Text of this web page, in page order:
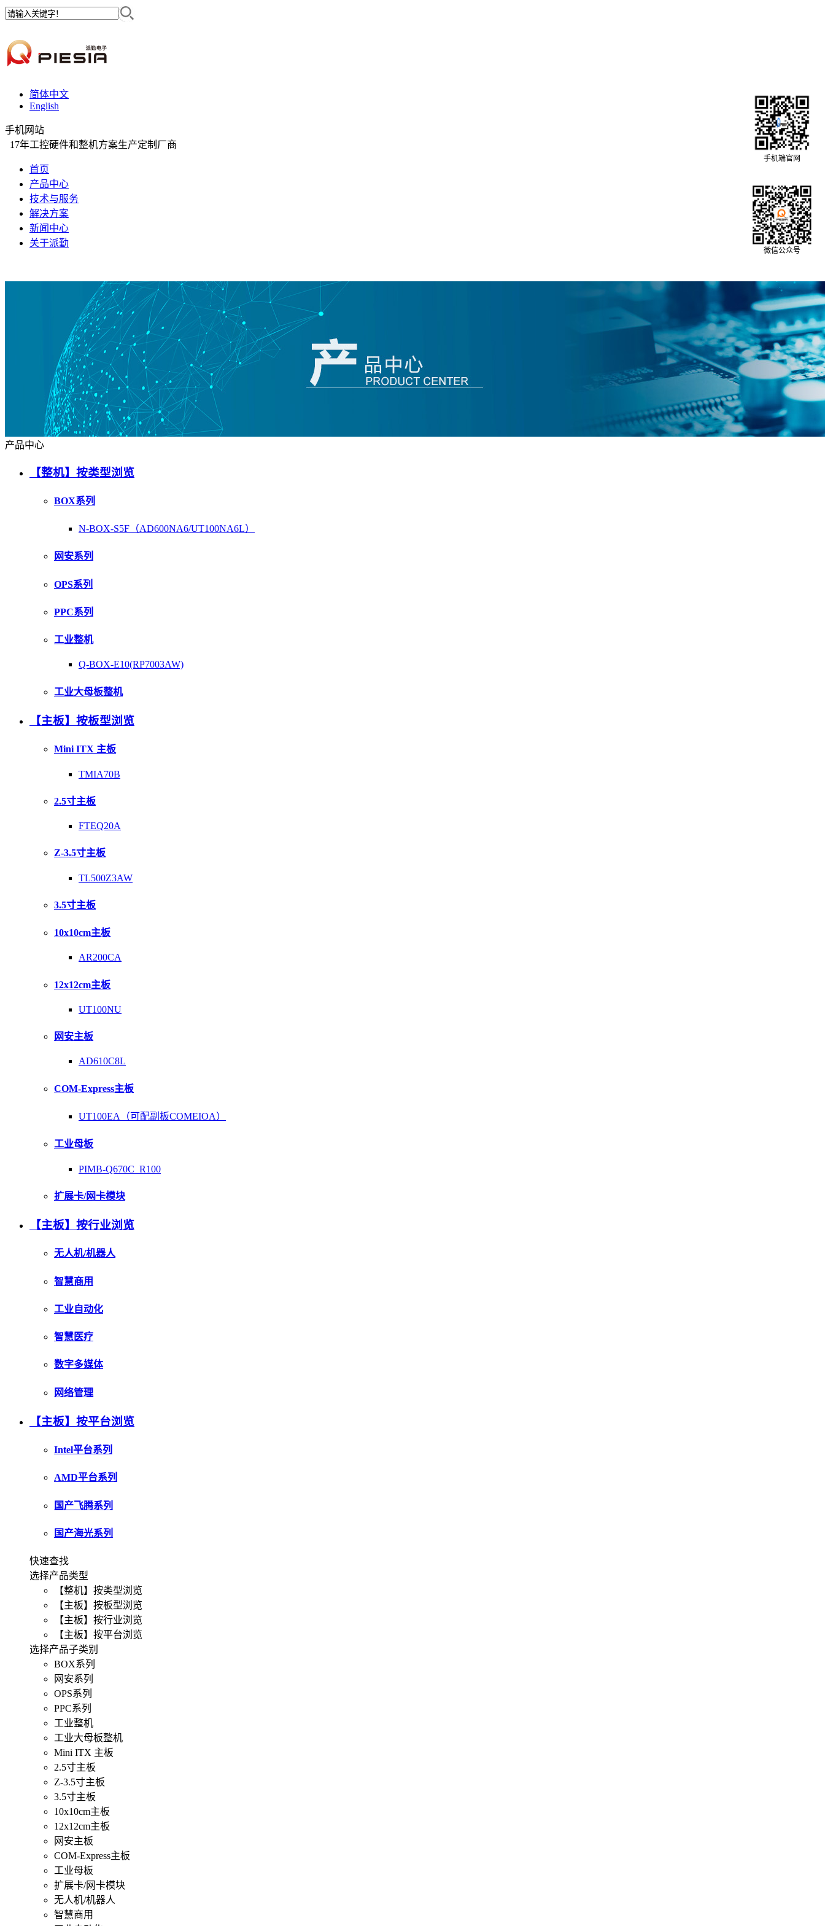
简体中文
English
手机网站
17年工控硬件和整机方案生产定制厂商
首页
产品中心
技术与服务
解决方案
新闻中心
关于派勤
产品中心
【整机】按类型浏览
BOX系列
N-BOX-S5F（AD600NA6/UT100NA6L）
网安系列
OPS系列
PPC系列
工业整机
Q-BOX-E10(RP7003AW)
工业大母板整机
【主板】按板型浏览
Mini ITX 主板
TMIA70B
2.5寸主板
FTEQ20A
Z-3.5寸主板
TL500Z3AW
3.5寸主板
10x10cm主板
AR200CA
12x12cm主板
UT100NU
网安主板
AD610C8L
COM-Express主板
UT100EA（可配副板COMEIOA）
工业母板
PIMB-Q670C_R100
扩展卡/网卡模块
【主板】按行业浏览
无人机/机器人
智慧商用
工业自动化
智慧医疗
数字多媒体
网络管理
【主板】按平台浏览
Intel平台系列
AMD平台系列
国产飞腾系列
国产海光系列
快速查找
选择产品类型
【整机】按类型浏览
【主板】按板型浏览
【主板】按行业浏览
【主板】按平台浏览
选择产品子类别
BOX系列
网安系列
OPS系列
PPC系列
工业整机
工业大母板整机
Mini ITX 主板
2.5寸主板
Z-3.5寸主板
3.5寸主板
10x10cm主板
12x12cm主板
网安主板
COM-Express主板
工业母板
扩展卡/网卡模块
无人机/机器人
智慧商用
微信公众号
手机端官网